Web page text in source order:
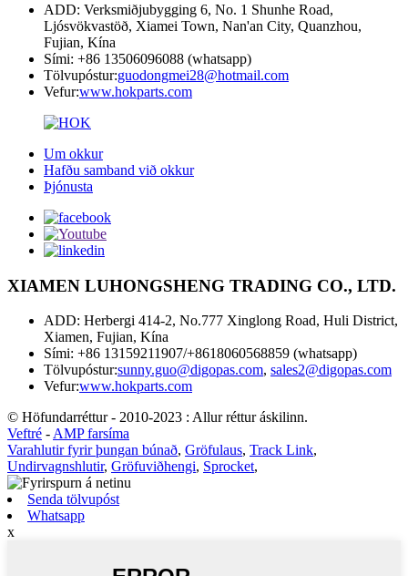
ADD: Verksmiðjubygging 6, No. 1 Shunhe Road,
Ljósvökvastöð, Xiamei Town, Nan'an City, Quanzhou,
Fujian, Kína
Sími: +86 13506096088 (whatsapp)
Tölvupóstur:guodongmei28@hotmail.com
Vefur:www.hokparts.com
Um okkur
Hafðu samband við okkur
Þjónusta
XIAMEN LUHONGSHENG TRADING CO., LTD.
ADD: Herbergi 414-2, No.777 Xinglong Road, Huli District,
Xiamen, Fujian, Kína
Sími: +86 13159211907/+8618060568859 (whatsapp)
Tölvupóstur:sunny.guo@digopas.com, sales2@digopas.com
Vefur:www.hokparts.com
© Höfundarréttur - 2010-2023 : Allur réttur áskilinn.
Veftré - AMP farsíma
Varahlutir fyrir þungan búnað, Gröfulaus, Track Link,
Undirvagnshlutir, Gröfuviðhengi, Sprocket,
Senda tölvupóst
Whatsapp
x